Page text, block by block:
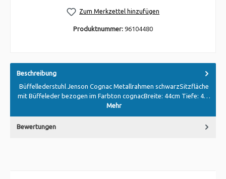
Zum Merkzettel hinzufügen
Produktnummer: 96104480
Beschreibung
Büffellederstuhl Jenson Cognac Metallrahmen schwarzSitzfläche
mit Büffeleder bezogen im Farbton cognacBreite: 44cm Tiefe: 4…
Mehr
Bewertungen